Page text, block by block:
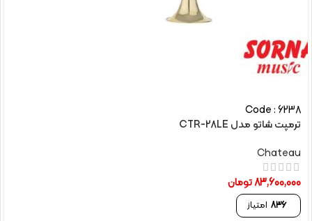
Code : 6238
ترمپت شاتو مدل CTR-28LE
Chateau
83,600,000تومان
836 امتیاز